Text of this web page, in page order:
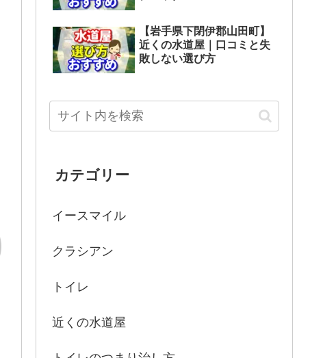
【岩手県下閉伊郡山田町】
近くの水道屋｜口コミと失
敗しない選び方
カテゴリー
イースマイル
クラシアン
トイレ
近くの水道屋